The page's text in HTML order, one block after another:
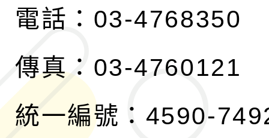
電話：03-4768350
傳真：03-4760121
統一編號：4590-